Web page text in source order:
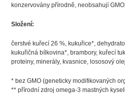
konzervovány přírodně, neobsahují
Složení:
čerstvé kuřecí 26 %, kukuřice*,
kukuřičná bílkovina*, brambory, kuřecí
proteiny, minerály, kvasnice, lososový
* bez GMO (geneticky modifikovaných
** přírodní zdroj omega-3 mastných